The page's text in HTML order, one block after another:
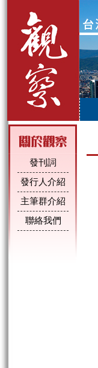
發刊詞
發行人介紹
主筆群介紹
聯絡我們